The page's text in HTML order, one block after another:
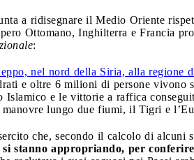
a ridisegnare il Medio Oriente
Ottomano, Inghilterra e Francia
:
nel nord della Siria, alla regione
e oltre 6 milioni di persone
Islamico e le vittorie a raffica
lungo due fiumi, il Tigri e
che, secondo il calcolo di alcuni
stanno appropriando, per